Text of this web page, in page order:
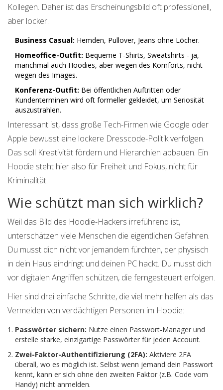
Kollegen. Daher ist das Erscheinungsbild oft professionell,
aber locker.
Business Casual: Hemden, Pullover, Jeans ohne Löcher.
Homeoffice-Outfit: Bequeme T-Shirts, Sweatshirts - ja,
manchmal auch Hoodies, aber wegen des Komforts, nicht
wegen des Images.
Konferenz-Outfit: Bei öffentlichen Auftritten oder
Kundenterminen wird oft formeller gekleidet, um Seriosität
auszustrahlen.
Interessant ist, dass große Tech-Firmen wie Google oder
Apple bewusst eine lockere Dresscode-Politik verfolgen.
Das soll Kreativität fördern und Hierarchien abbauen. Ein
Hoodie steht hier also für Freiheit und Fokus, nicht für
Kriminalität.
Wie schützt man sich wirklich?
Weil das Bild des Hoodie-Hackers irreführend ist,
unterschätzen viele Menschen die eigentlichen Gefahren.
Du musst dich nicht vor jemandem fürchten, der physisch
in dein Haus eindringt und deinen PC hackt. Du musst dich
vor digitalen Angriffen schützen, die ferngesteuert erfolgen.
Hier sind drei einfache Schritte, die viel mehr helfen als das
Vermeiden von verdächtigen Personen im Hoodie:
Passwörter sichern: Nutze einen Passwort-Manager und
erstelle starke, einzigartige Passwörter für jeden Account.
Zwei-Faktor-Authentifizierung (2FA): Aktiviere 2FA
überall, wo es möglich ist. Selbst wenn jemand dein Passwort
kennt, kann er sich ohne den zweiten Faktor (z.B. Code vom
Handy) nicht anmelden.